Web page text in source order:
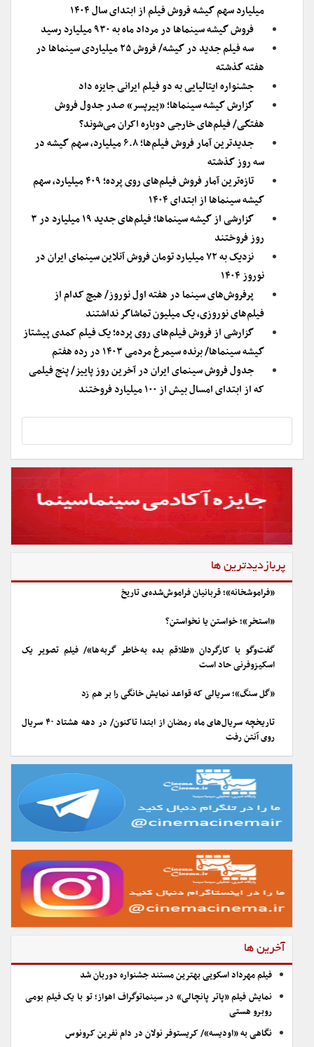
میلیارد سهم گیشه فروش فیلم از ابتدای سال ۱۴۰۴
فروش گیشه سینماها در مرداد ماه به ۹۳۰ میلیارد رسید
سه فیلم جدید در گیشه/ فروش ۲۵ میلیاردی سینماها در
هفته گذشته
جشنواره ایتالیایی به دو فیلم ایرانی جایزه داد
گزارش گیشه سینماها؛ «پیرپسر» صدر جدول فروش
هفتگی/ فیلم‌های خارجی دوباره اکران می‌شوند؟
جدیدترین آمار فروش فیلم‌ها؛ ۶.۸ میلیارد، سهم گیشه در
سه روز گذشته
تازه‌ترین آمار فروش فیلم‌های روی پرده؛ ۴۰۹ میلیارد، سهم
گیشه سینماها از ابتدای ۱۴۰۴
گزارشی از گیشه سینما‌ها؛ فیلم‌های جدید ۱۹ میلیارد در ۳
روز فروختند
نزدیک به ۷۲ میلیارد تومان فروش آنلاین سینمای ایران در
نوروز ۱۴۰۴
پرفروش‌های سینما در هفته اول نوروز/ هیچ کدام از
فیلم‌های نوروزی، یک میلیون تماشاگر نداشتند
گزارشی از فروش فیلم‌های روی پرده؛ یک فیلم کمدی پیشتاز
گیشه سینماها/ برنده سیمرغ مردمی ۱۴۰۳ در رده هفتم
جدول فروش سینمای ایران در آخرین روز پاییز/ پنج فیلمی
که از ابتدای امسال بیش از ۱۰۰ میلیارد فروختند
پربازدیدترین ها
«فراموشخانه»؛ قربانیان فراموش‌شده‌ی تاریخ
«استخر»؛ خواستن یا نخواستن؟
گفت‌وگو با کارگردان «طلاقم بده به خاطر گربه ها»/ فیلم تصویر یک
اسکیزوفرنی حاد است
«گل سنگ»؛ سریالی که قواعد نمایش خانگی را بر هم زد
تاریخچه سریال‌های ماه رمضان از ابتدا تاکنون/ در دهه هشتاد ۴۰ سریال
روی آنتن رفت
آخرین ها
فیلم مهرداد اسکویی بهترین مستند جشنواره دوربان شد
نمایش فیلم «پاتر پانچالی» در سینماتوگراف اهواز؛ تو با یک فیلم بومی
روبرو هستی
نگاهی به «اودیسه»/ کریستوفر نولان در دام نفرین کرونوس